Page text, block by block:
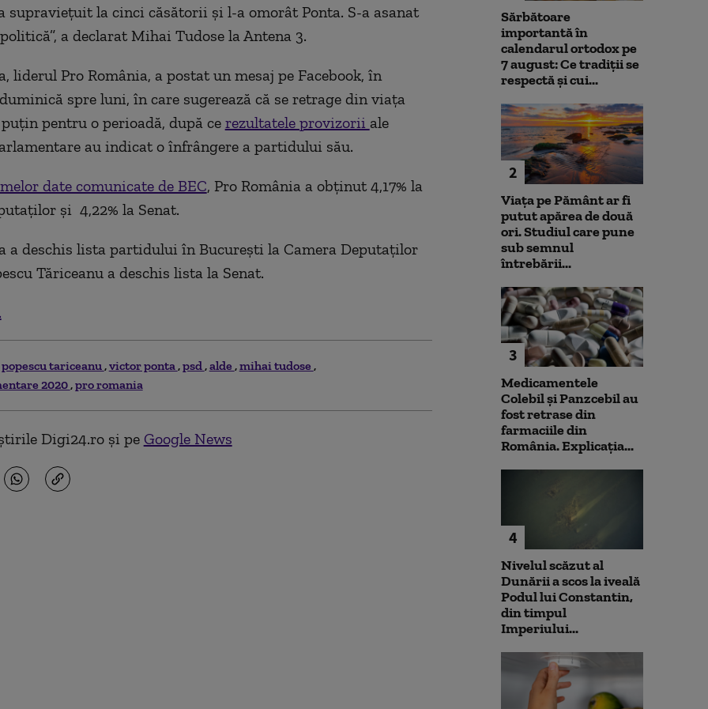
supravieţuit la cinci căsătorii şi l-a omorât Ponta. S-a asanat
a declarat Mihai Tudose la Antena 3.
liderul Pro România, a postat un mesaj pe Facebook, în
spre luni, în care sugerează că se retrage din viața
pentru o perioadă, după ce rezultatele provizorii ale
au indicat o înfrângere a partidului său.
date comunicate de BEC, Pro România a obținut 4,17% la
și 4,22% la Senat.
a deschis lista partidului în București la Camera Deputaților
Tăriceanu a deschis lista la Senat.
tariceanu victor ponta psd alde mihai tudose
2020 pro romania
Digi24.ro și pe Google News
Sărbătoare
importantă în
calendarul ortodox pe
7 august: Ce tradiții se
respectă și cui...
2
Viața pe Pământ ar fi
putut apărea de două
ori. Studiul care pune
sub semnul
întrebării...
3
Medicamentele
Colebil și Panzcebil au
fost retrase din
farmaciile din
România. Explicația...
4
Nivelul scăzut al
Dunării a scos la iveală
Podul lui Constantin,
din timpul
Imperiului...